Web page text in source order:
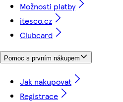
Možnosti platby
itesco.cz
Clubcard
Pomoc s prvním nákupem
Jak nakupovat
Registrace